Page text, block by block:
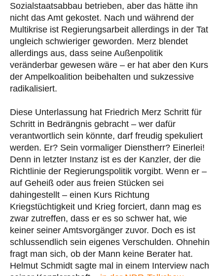
Sozialstaatsabbau betrieben, aber das hätte ihn
nicht das Amt gekostet. Nach und während der
Multikrise ist Regierungsarbeit allerdings in der Tat
ungleich schwieriger geworden. Merz blendet
allerdings aus, dass seine Außenpolitik
veränderbar gewesen wäre – er hat aber den Kurs
der Ampelkoalition beibehalten und sukzessive
radikalisiert.
Diese Unterlassung hat Friedrich Merz Schritt für
Schritt in Bedrängnis gebracht – wer dafür
verantwortlich sein könnte, darf freudig spekuliert
werden. Er? Sein vormaliger Dienstherr? Einerlei!
Denn in letzter Instanz ist es der Kanzler, der die
Richtlinie der Regierungspolitik vorgibt. Wenn er –
auf Geheiß oder aus freien Stücken sei
dahingestellt – einen Kurs Richtung
Kriegstüchtigkeit und Krieg forciert, dann mag es
zwar zutreffen, dass er es so schwer hat, wie
keiner seiner Amtsvorgänger zuvor. Doch es ist
schlussendlich sein eigenes Verschulden. Ohnehin
fragt man sich, ob der Mann keine Berater hat.
Helmut Schmidt sagte mal in einem Interview nach